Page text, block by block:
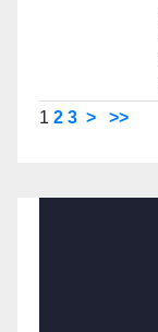
1 2 3 > >>